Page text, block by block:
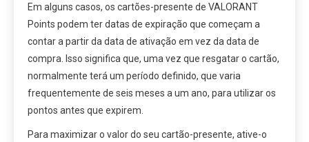
Em alguns casos, os cartões-presente de VALORANT
Points podem ter datas de expiração que começam a
contar a partir da data de ativação em vez da data de
compra. Isso significa que, uma vez que resgatar o cartão,
normalmente terá um período definido, que varia
frequentemente de seis meses a um ano, para utilizar os
pontos antes que expirem.
Para maximizar o valor do seu cartão-presente, ative-o